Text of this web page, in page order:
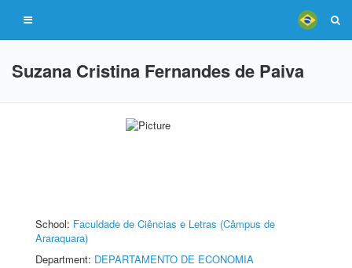
Suzana Cristina Fernandes de Paiva
School: Faculdade de Ciências e Letras (Câmpus de
Araraquara)
Department: DEPARTAMENTO DE ECONOMIA